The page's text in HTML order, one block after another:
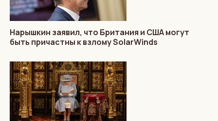
Нарышкин заявил, что Британия и США могут
быть причастны к взлому SolarWinds